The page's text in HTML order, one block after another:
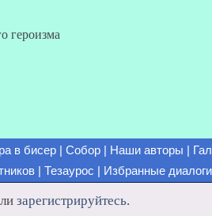
в бисер| Собор| Наши авторы
Тезаурос Избранные диалоги
зарегистрируйтесь.